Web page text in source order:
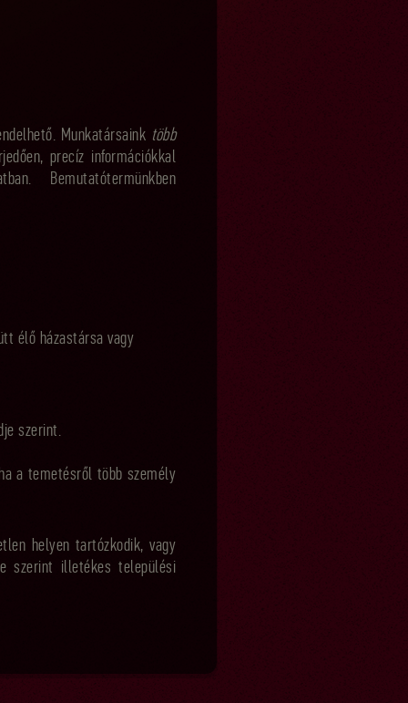
Munkatársaink több
precíz információkkal
Bemutatótermünkben
élő házastársa vagy
szerint.
a temetésről több személy
helyen tartózkodik, vagy
szerint illetékes települési